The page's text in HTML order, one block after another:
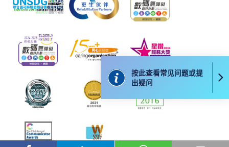
按此查看常见问题或提
出疑问
折